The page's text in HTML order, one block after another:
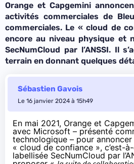
Orange et Capgemini
activités commerciales de Bleu
commerciales. Le « cloud de
encore au niveau physique et
SecNumCloud par l’ANSSI. Il
terrain en donnant quelques
Sébastien Gavois
Le 16 janvier 2024 à 15h49
En mai 2021, Orange et
avec Microsoft – présenté
technologique – pour
« cloud de confiance », c’est-
labellisée SecNumCloud par